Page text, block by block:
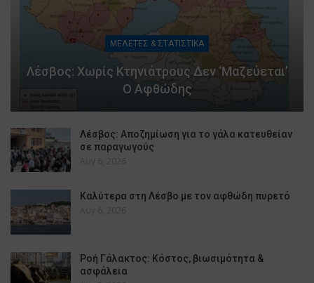
ΜΕΛΕΤΕΣ & ΣΤΑΤΙΣΤΙΚΑ
Λέσβος: Χωρίς Κτηνιάτρους Δεν ‘μαζεύεται’
Ο Αφθώδης
Λέσβος: Αποζημίωση για το γάλα κατευθείαν
σε παραγωγούς
Αυγ 6, 2026
Καλύτερα στη Λέσβο με τον αφθώδη πυρετό
Αυγ 6, 2026
Ροή Γάλακτος: Κόστος, βιωσιμότητα &
ασφάλεια